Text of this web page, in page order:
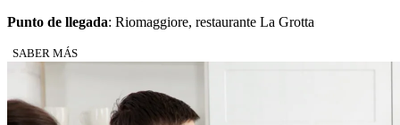
Punto de llegada: Riomaggiore, restaurante La Grotta
SABER MÁS